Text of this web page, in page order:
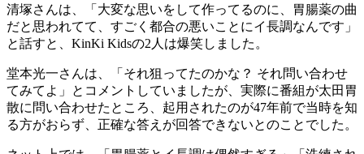
清塚さんは、「大変な思いをして作ってるのに、胃腸薬の曲
だと思われてて、すごく都合の悪いことにイ長調なんです」
と話すと、KinKi Kidsの2人は爆笑しました。
堂本光一さんは、「それ狙ってたのかな？ それ問い合わせ
てみてよ」とコメントしていましたが、実際に番組が太田胃
散に問い合わせたところ、起用されたのが47年前で当時を知
る方がおらず、正確な答えが回答できないとのことでした。